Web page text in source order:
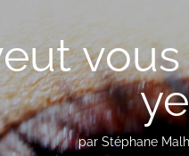
vous
par Stéphane